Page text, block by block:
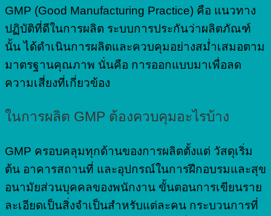
GMP (Good Manufacturing Practice) คือ แนวทาง
ปฏิบัติที่ดีในการผลิต ระบบการประกันว่าผลิตภัณฑ์
นั้น ได้ดำเนินการผลิตและควบคุมอย่างสม่ำเสมอตาม
มาตรฐานคุณภาพ นั่นคือ การออกแบบมาเพื่อลด
ความเสี่ยงที่เกี่ยวข้อง
ในการผลิต GMP ต้องควบคุมอะไรบ้าง
GMP ครอบคลุมทุกด้านของการผลิตตั้งแต่ วัสดุเริ่ม
ต้น อาคารสถานที่ และอุปกรณ์ในการฝึกอบรมและสุข
อนามัยส่วนบุคคลของพนักงาน ขั้นตอนการเขียนราย
ละเอียดเป็นสิ่งจำเป็นสำหรับแต่ละคน กระบวนการที่